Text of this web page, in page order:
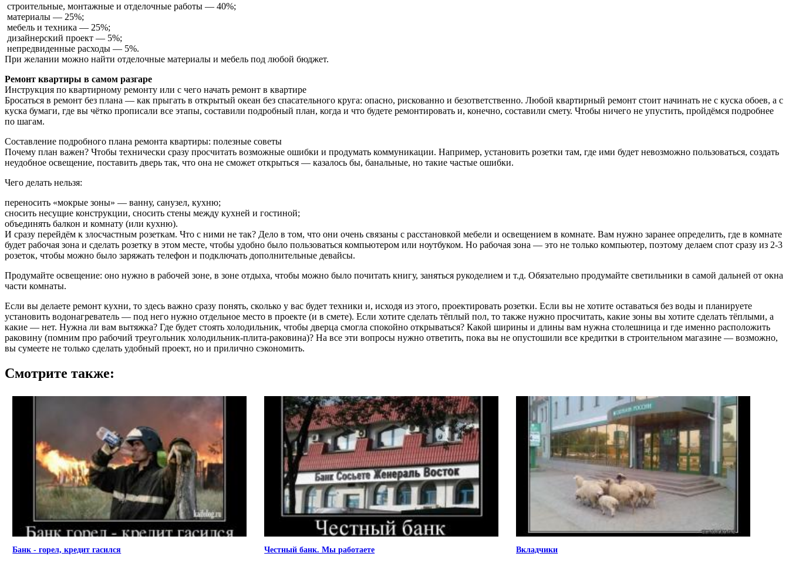
строительные, монтажные и отделочные работы — 40%;
материалы — 25%;
мебель и техника — 25%;
дизайнерский проект — 5%;
непредвиденные расходы — 5%.
При желании можно найти отделочные материалы и мебель под любой бюджет.
Ремонт квартиры в самом разгаре
Инструкция по квартирному ремонту или с чего начать ремонт в квартире
Бросаться в ремонт без плана — как прыгать в открытый океан без спасательного круга: опасно, рискованно и безответственно. Любой квартирный ремонт стоит начинать не с куска обоев, а с
куска бумаги, где вы чётко прописали все этапы, составили подробный план, когда и что будете ремонтировать и, конечно, составили смету. Чтобы ничего не упустить, пройдёмся подробнее
по шагам.
Составление подробного плана ремонта квартиры: полезные советы
Почему план важен? Чтобы технически сразу просчитать возможные ошибки и продумать коммуникации. Например, установить розетки там, где ими будет невозможно пользоваться, создать
неудобное освещение, поставить дверь так, что она не сможет открыться — казалось бы, банальные, но такие частые ошибки.
Чего делать нельзя:
переносить «мокрые зоны» — ванну, санузел, кухню;
сносить несущие конструкции, сносить стены между кухней и гостиной;
объединять балкон и комнату (или кухню).
И сразу перейдём к злосчастным розеткам. Что с ними не так? Дело в том, что они очень связаны с расстановкой мебели и освещением в комнате. Вам нужно заранее определить, где в комнате
будет рабочая зона и сделать розетку в этом месте, чтобы удобно было пользоваться компьютером или ноутбуком. Но рабочая зона — это не только компьютер, поэтому делаем спот сразу из 2-3
розеток, чтобы можно было заряжать телефон и подключать дополнительные девайсы.
Продумайте освещение: оно нужно в рабочей зоне, в зоне отдыха, чтобы можно было почитать книгу, заняться рукоделием и т.д. Обязательно продумайте светильники в самой дальней от окна
части комнаты.
Если вы делаете ремонт кухни, то здесь важно сразу понять, сколько у вас будет техники и, исходя из этого, проектировать розетки. Если вы не хотите оставаться без воды и планируете
установить водонагреватель — под него нужно отдельное место в проекте (и в смете). Если хотите сделать тёплый пол, то также нужно просчитать, какие зоны вы хотите сделать тёплыми, а
какие — нет. Нужна ли вам вытяжка? Где будет стоять холодильник, чтобы дверца смогла спокойно открываться? Какой ширины и длины вам нужна столешница и где именно расположить
раковину (помним про рабочий треугольник холодильник-плита-раковина)? На все эти вопросы нужно ответить, пока вы не опустошили все кредитки в строительном магазине — возможно,
вы сумеете не только сделать удобный проект, но и прилично сэкономить.
Смотрите также:
Банк - горел, кредит гасился Честный банк. Мы работаете Вкладчики